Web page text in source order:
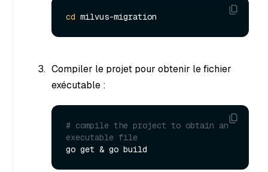
cd
Compiler le projet pour obtenir le fichier
exécutable :
# compile the project to obtain an
executable file